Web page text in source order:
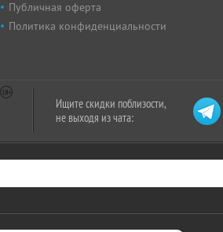
Публичная оферта
Политика конфиденциальности
Ищите скидки поблизости,
не выходя из чата: